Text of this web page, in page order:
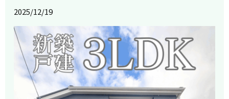
2025/12/19